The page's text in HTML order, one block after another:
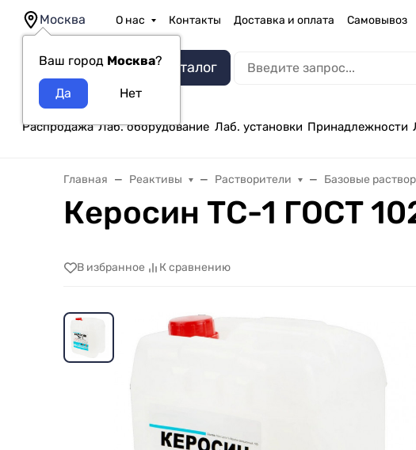
Москва
Ваш город Москва?
О нас Контакты Доставка и оплата Самовывоз
Каталог
Распродажа Лаб. оборудование Лаб. установки Принадлежности
Главная Реактивы Растворители Базовые
Керосин ТС-1 ГОСТ
В избранное К сравнению